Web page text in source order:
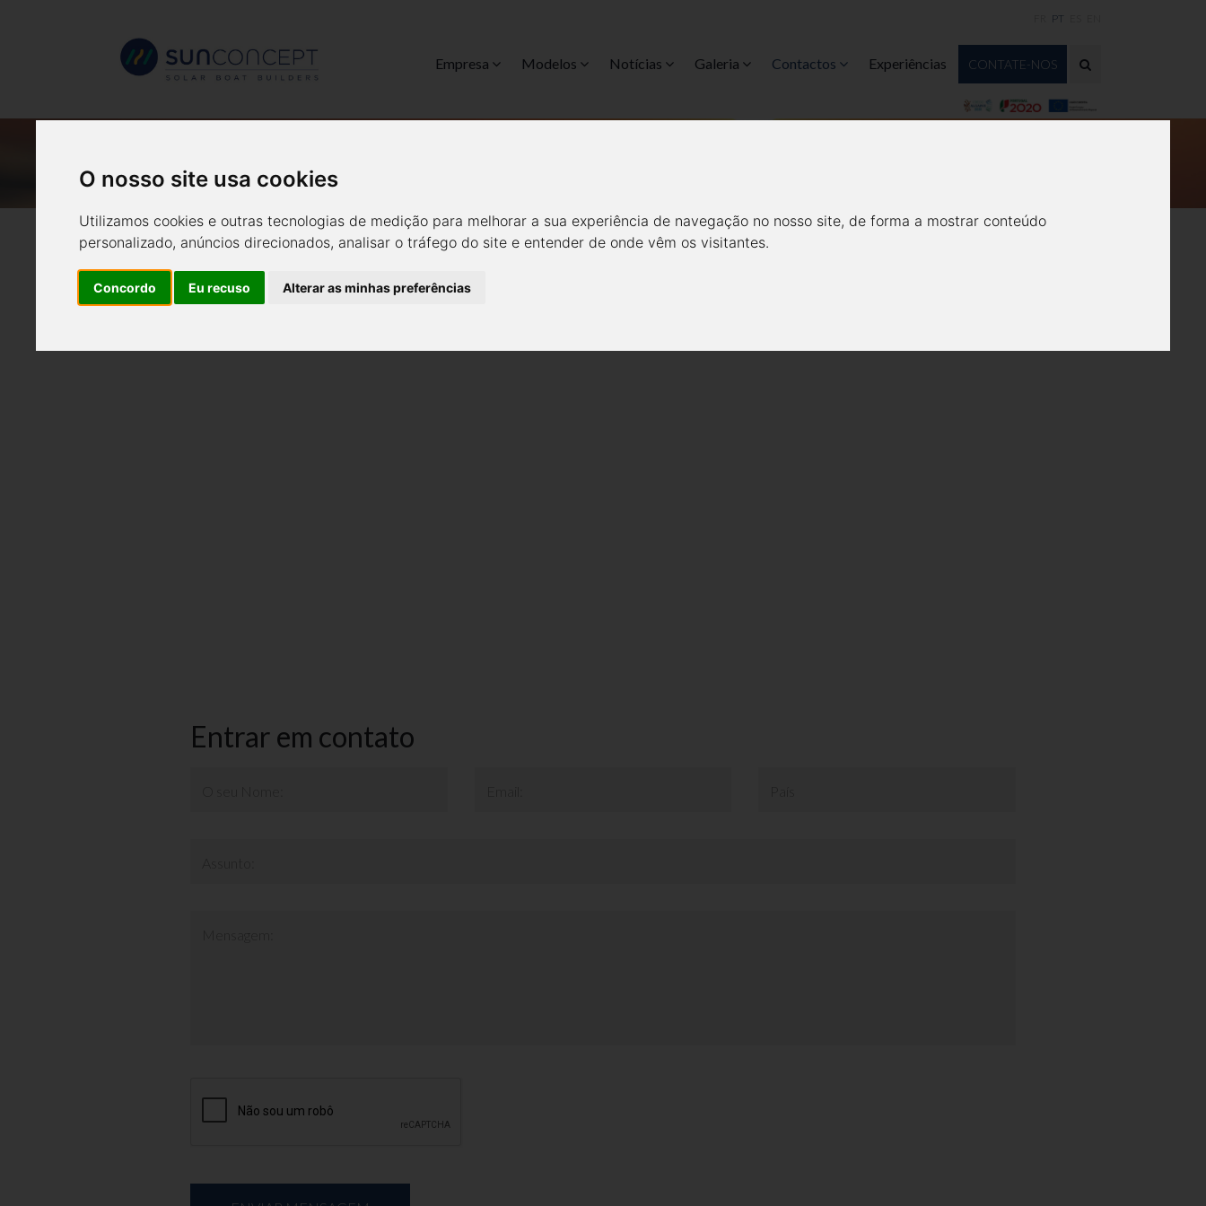
O nosso site usa cookies
Utilizamos cookies e outras tecnologias de medição para melhorar a sua experiência de navegação no nosso site, de forma a mostrar conteúdo
personalizado, anúncios direcionados, analisar o tráfego do site e entender de onde vêm os visitantes.
Concordo Eu recuso Alterar as minhas preferências
Empresa Modelos Notícias Galeria Contactos Experiências CONTATE-NOS
PT
Entrar em contato